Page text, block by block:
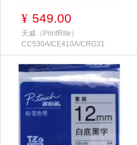
¥ 549.00
天威（PrintRite）
CC530A/CE410A/CRG31